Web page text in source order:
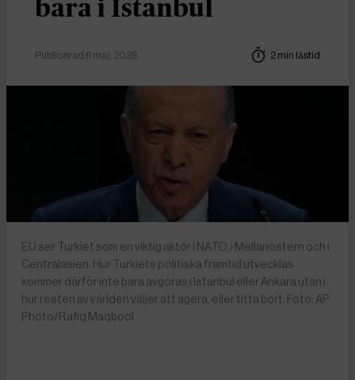
bara i Istanbul
Publicerad 6 maj, 2025 2 min lästid
EU ser Turkiet som en viktig aktör i NATO, i Mellanöstern och i
Centralasien. Hur Turkiets politiska framtid utvecklas
kommer därför inte bara avgöras i Istanbul eller Ankara utan i
hur resten av världen väljer att agera, eller titta bort. Foto: AP
Photo/Rafiq Maqbool